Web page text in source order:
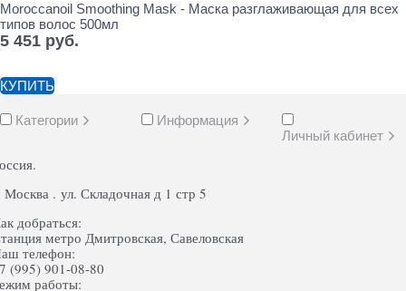
Moroccanoil Smoothing Mask - Маска разглаживающая для всех
типов волос 500мл
5 451 руб.
КУПИТЬ
Категории
Информация
Личный кабинет
Москва . ул. Складочная д 1 стр 5
добраться:
метро Дмитровская, Савеловская
телефон:
(995) 901-08-80
работы: